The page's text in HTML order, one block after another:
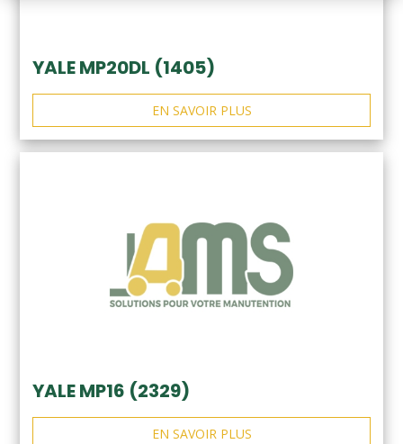
YALE MP20DL (1405)
EN SAVOIR PLUS
YALE MP16 (2329)
EN SAVOIR PLUS